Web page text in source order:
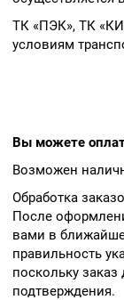
ТК «ПЭК», ТК
условиям
Вы можете
Возможен
Обработка
После
вами в
правильность
поскольку заказ
подтверждения.